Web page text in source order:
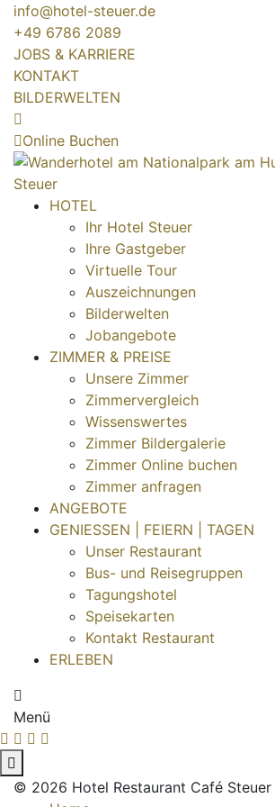
info@hotel-steuer.de
+49 6786 2089
JOBS & KARRIERE
KONTAKT
BILDERWELTEN
Online Buchen
HOTEL
Ihr Hotel Steuer
Ihre Gastgeber
Virtuelle Tour
Auszeichnungen
Bilderwelten
Jobangebote
ZIMMER & PREISE
Unsere Zimmer
Zimmervergleich
Wissenswertes
Zimmer Bildergalerie
Zimmer Online buchen
Zimmer anfragen
ANGEBOTE
GENIESSEN | FEIERN | TAGEN
Unser Restaurant
Bus- und Reisegruppen
Tagungshotel
Speisekarten
Kontakt Restaurant
ERLEBEN
Menü
© 2026 Hotel Restaurant Café Steuer